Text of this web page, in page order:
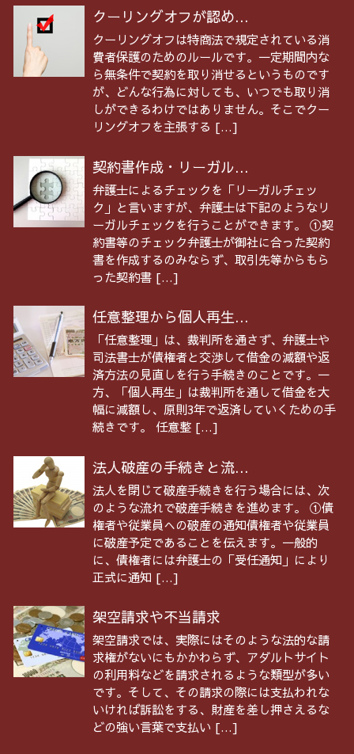
クーリングオフが認め...
クーリングオフは特商法で規定されている消
費者保護のためのルールです。一定期間内な
ら無条件で契約を取り消せるというものです
が、どんな行為に対しても、いつでも取り消
しができるわけではありません。そこでクー
リングオフを主張する […]
契約書作成・リーガル...
弁護士によるチェックを「リーガルチェッ
ク」と言いますが、弁護士は下記のようなリ
ーガルチェックを行うことができます。 ①契
約書等のチェック弁護士が御社に合った契約
書を作成するのみならず、取引先等からもら
った契約書 […]
任意整理から個人再生...
「任意整理」は、裁判所を通さず、弁護士や
司法書士が債権者と交渉して借金の減額や返
済方法の見直しを行う手続きのことです。一
方、「個人再生」は裁判所を通して借金を大
幅に減額し、原則3年で返済していくための手
続きです。 任意整 […]
法人破産の手続きと流...
法人を閉じて破産手続きを行う場合には、次
のような流れで破産手続きを進めます。 ①債
権者や従業員への破産の通知債権者や従業員
に破産予定であることを伝えます。一般的
に、債権者には弁護士の「受任通知」により
正式に通知 […]
架空請求や不当請求
架空請求では、実際にはそのような法的な請
求権がないにもかかわらず、アダルトサイト
の利用料などを請求されるような類型が多い
です。そして、その請求の際には支払われな
いければ訴訟をする、財産を差し押さえるな
どの強い言葉で支払い […]